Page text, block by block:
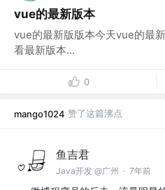
vue的最新版本
vue的最新版版本今天vue的最
看最新版本...
0
mango1024 赞了这篇沸点
鱼吉君
Java开发 @广州 · 7年前